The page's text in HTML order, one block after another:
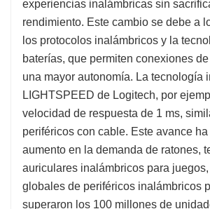
experiencias inalámbricas sin
rendimiento. Este cambio se debe a
los protocolos inalámbricos y la
baterías, que permiten conexiones
una mayor autonomía. La tecnología
LIGHTSPEED de Logitech, por
velocidad de respuesta de 1 ms,
periféricos con cable. Este avance
aumento en la demanda de ratones,
auriculares inalámbricos para
globales de periféricos inalámbricos
superaron los 100 millones de